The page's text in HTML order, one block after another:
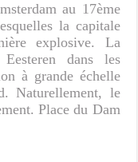
au 17ème
la capitale
explosive. La
dans les
à grande échelle
Naturellement, le
Place du Dam